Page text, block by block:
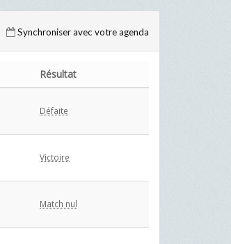
Synchroniser avec votre agenda
Résultat
Défaite
Victoire
Match nul